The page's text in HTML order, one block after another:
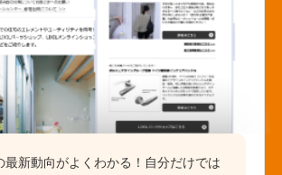
最新動向がよくわかる！自分だけでは